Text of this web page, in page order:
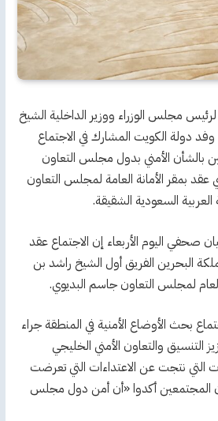
مجلس الوزراء ووزير الداخلية الشيخ
دولة الكويت المشارك في الاجتماع
بالشأن الأمني بدول مجلس التعاون
عقد بمقر الأمانة العامة لمجلس التعاون
السعودية الشقيقة.
صحفي اليوم الأربعاء إن الاجتماع عقد
البحرين الفريق أول الشيخ راشد بن
لمجلس التعاون جاسم البديوي.
بحث الأوضاع الأمنية في المنطقة جراء
التنسيق والتعاون الأمني الخليجي
التي نتجت عن الاعتداءات التي تعرضت
المجتمعين أكدوا «أن أمن دول مجلس